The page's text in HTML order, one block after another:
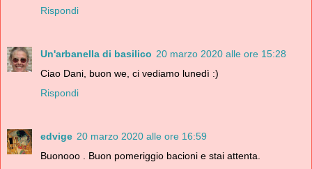
Rispondi
Un'arbanella di basilico 20 marzo 2020 alle ore 15:28
Ciao Dani, buon we, ci vediamo lunedì :)
Rispondi
edvige 20 marzo 2020 alle ore 16:59
Buonooo . Buon pomeriggio bacioni e stai attenta.